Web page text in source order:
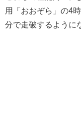
用「おおぞら」の4
分で走破するように